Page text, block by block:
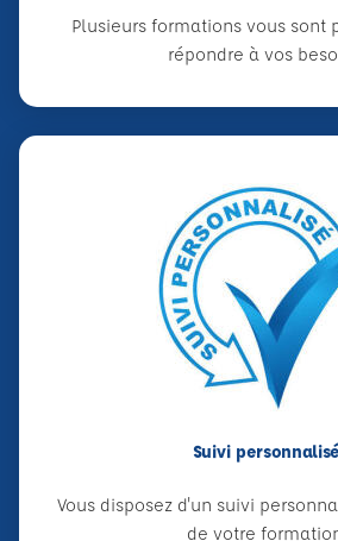
Plusieurs formations vous sont
répondre à vos
Suivi personnalisé
Vous disposez d'un suivi
de votre